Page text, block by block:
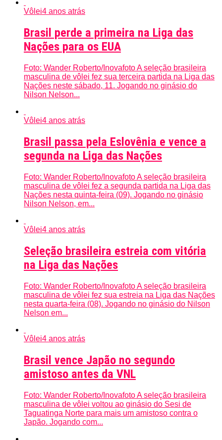
Vôlei4 anos atrás
Brasil perde a primeira na Liga das
Nações para os EUA
Foto: Wander Roberto/Inovafoto A seleção brasileira
masculina de vôlei fez sua terceira partida na Liga das
Nações neste sábado, 11. Jogando no ginásio do
Nilson Nelson...
Vôlei4 anos atrás
Brasil passa pela Eslovênia e vence a
segunda na Liga das Nações
Foto: Wander Roberto/Inovafoto A seleção brasileira
masculina de vôlei fez a segunda partida na Liga das
Nações nesta quinta-feira (09). Jogando no ginásio
Nilson Nelson, em...
Vôlei4 anos atrás
Seleção brasileira estreia com vitória
na Liga das Nações
Foto: Wander Roberto/Inovafoto A seleção brasileira
masculina de vôlei fez sua estreia na Liga das Nações
nesta quarta-feira (08). Jogando no ginásio do Nilson
Nelson em...
Vôlei4 anos atrás
Brasil vence Japão no segundo
amistoso antes da VNL
Foto: Wander Roberto/Inovafoto A seleção brasileira
masculina de vôlei voltou ao ginásio do Sesi de
Taguatinga Norte para mais um amistoso contra o
Japão. Jogando com...